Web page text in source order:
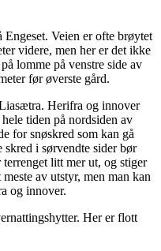
Veien er ofte brøytet
videre, men her er det ikke
lomme på venstre side av
før øverste gård.
Herifra og innover
tiden på nordsiden av
for snøskred som kan gå
skred i sørvendte sider bør
litt mer ut, og stiger
av utstyr, men man kan
og innover.
Her er flott